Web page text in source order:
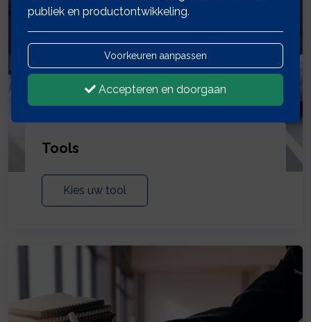
Tools
Kies uw tool
publiek en productontwikkeling.
Voorkeuren aanpassen
Accepteren en doorgaan